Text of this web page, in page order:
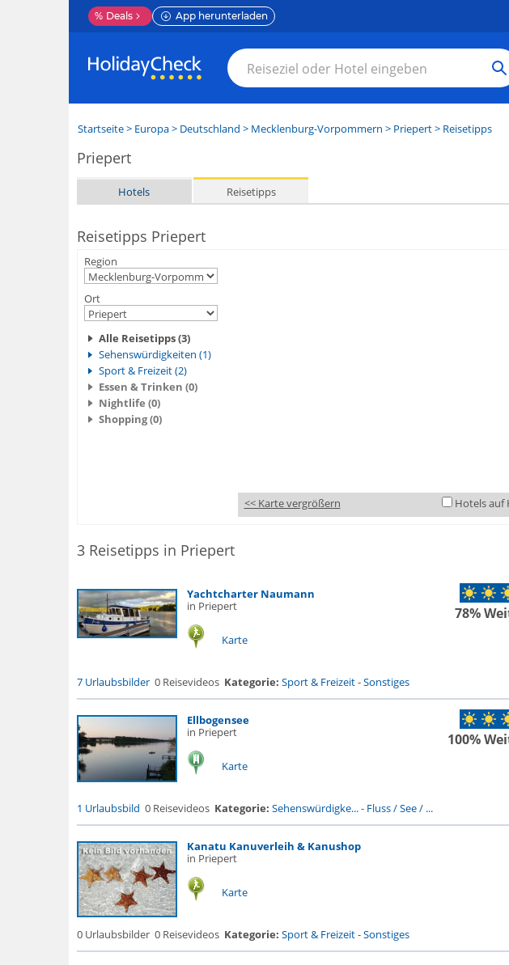
% Deals App herunterladen
Startseite> Europa> Deutschland > Mecklenburg-Vorpommern > Priepert> Reisetipps
Priepert
Hotels Reisetipps
Reisetipps Priepert
Region
Ort
Alle Reisetipps (3)
Sehenswürdigkeiten (1)
Sport & Freizeit (2)
Essen & Trinken (0)
Nightlife (0)
Shopping (0)
<< Karte vergrößern Hotels auf
3 Reisetipps in Priepert
Yachtcharter Naumann
in Priepert
Karte
78%
7 Urlaubsbilder 0 Reisevideos Kategorie: Sport & Freizeit-Sonstiges
Ellbogensee
in Priepert
Karte
100%
1 Urlaubsbild 0 Reisevideos Kategorie: Sehenswürdigke...- Fluss / See / ...
Kanatu Kanuverleih & Kanushop
in Priepert
Karte
0 Urlaubsbilder 0 Reisevideos Kategorie: Sport & Freizeit-Sonstiges